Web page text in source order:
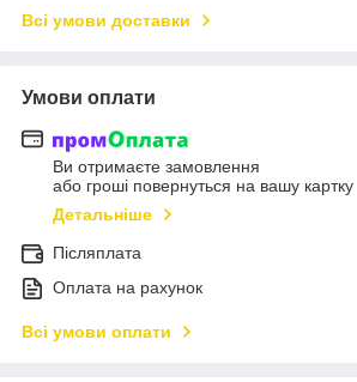
Всі умови доставки
Умови оплати
Ви отримаєте замовлення
або гроші повернуться на вашу картку
Детальніше
Післяплата
Оплата на рахунок
Всі умови оплати